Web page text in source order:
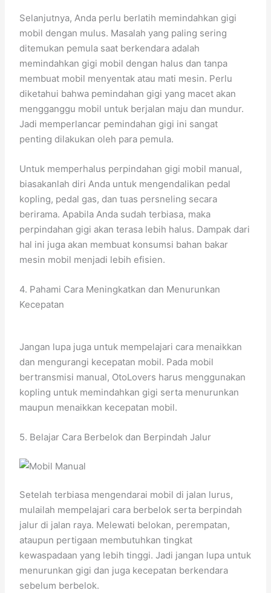
Selanjutnya, Anda perlu berlatih memindahkan gigi
mobil dengan mulus. Masalah yang paling sering
ditemukan pemula saat berkendara adalah
memindahkan gigi mobil dengan halus dan tanpa
membuat mobil menyentak atau mati mesin. Perlu
diketahui bahwa pemindahan gigi yang macet akan
mengganggu mobil untuk berjalan maju dan mundur.
Jadi memperlancar pemindahan gigi ini sangat
penting dilakukan oleh para pemula.
Untuk memperhalus perpindahan gigi mobil manual,
biasakanlah diri Anda untuk mengendalikan pedal
kopling, pedal gas, dan tuas persneling secara
berirama. Apabila Anda sudah terbiasa, maka
perpindahan gigi akan terasa lebih halus. Dampak dari
hal ini juga akan membuat konsumsi bahan bakar
mesin mobil menjadi lebih efisien.
4. Pahami Cara Meningkatkan dan Menurunkan
Kecepatan
Jangan lupa juga untuk mempelajari cara menaikkan
dan mengurangi kecepatan mobil. Pada mobil
bertransmisi manual, OtoLovers harus menggunakan
kopling untuk memindahkan gigi serta menurunkan
maupun menaikkan kecepatan mobil.
5. Belajar Cara Berbelok dan Berpindah Jalur
Setelah terbiasa mengendarai mobil di jalan lurus,
mulailah mempelajari cara berbelok serta berpindah
jalur di jalan raya. Melewati belokan, perempatan,
ataupun pertigaan membutuhkan tingkat
kewaspadaan yang lebih tinggi. Jadi jangan lupa untuk
menurunkan gigi dan juga kecepatan berkendara
sebelum berbelok.